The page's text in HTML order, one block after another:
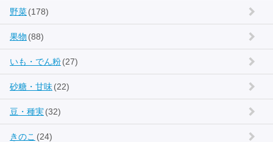
野菜(178)
果物 (88)
いも・でん粉(27)
砂糖・甘味(22)
豆・種実(32)
きのこ (24)